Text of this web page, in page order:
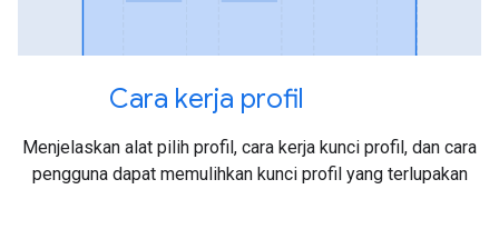
Cara kerja profil
Menjelaskan alat pilih profil, cara kerja kunci profil, dan cara
pengguna dapat memulihkan kunci profil yang terlupakan